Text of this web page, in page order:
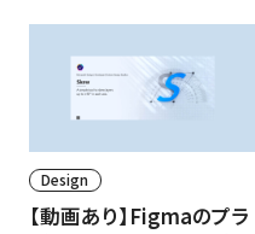
Design
【動画あり】Figmaのプラ